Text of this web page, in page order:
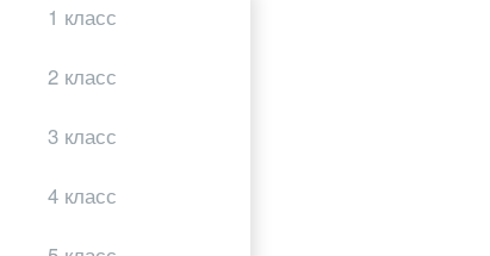
1 класс
2 класс
3 класс
4 класс